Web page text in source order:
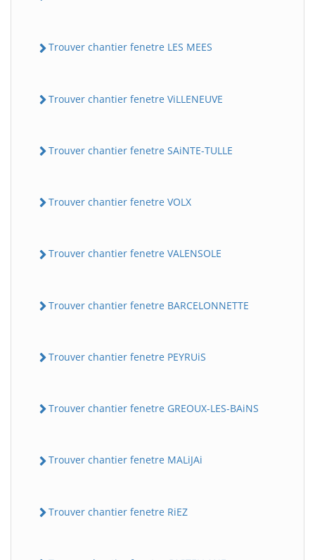
Trouver chantier fenetre LES MEES
Trouver chantier fenetre ViLLENEUVE
Trouver chantier fenetre SAiNTE-TULLE
Trouver chantier fenetre VOLX
Trouver chantier fenetre VALENSOLE
Trouver chantier fenetre BARCELONNETTE
Trouver chantier fenetre PEYRUiS
Trouver chantier fenetre GREOUX-LES-BAiNS
Trouver chantier fenetre MALiJAi
Trouver chantier fenetre RiEZ